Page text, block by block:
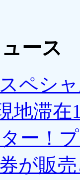
ース
ペシ
地滞
ー！
が販